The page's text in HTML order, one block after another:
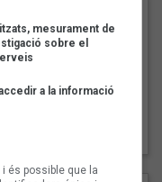
mesurament de
sobre el
a la informació
és possible que la